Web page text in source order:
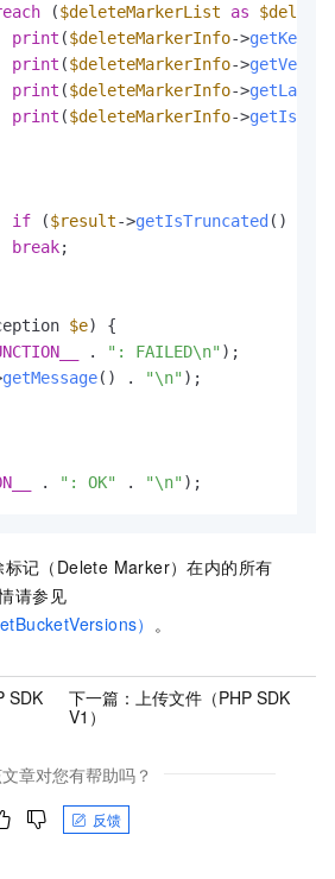
($deleteMarkerList as
print ($deleteMarkerInfo->getKey
print ($deleteMarkerInfo->
print ($deleteMarkerInfo->
print ($deleteMarkerInfo->
if ($result->getIsTruncated() !==
break;
$e) {
. ": FAILED\n" );
getMessage() . "\n" );
. ": OK" . "\n" );
标记（Delete Marker）在内的所有
请参见
） 。
SDK
下一篇： 上传文件（PHP SDK
V1）
章对您有帮助吗？
反馈